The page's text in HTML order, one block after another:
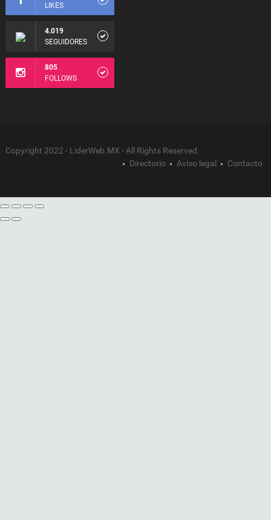
LIKES
4.019
SEGUIDORES
805
FOLLOWS
Copyright 2022 - LiderWeb.MX - All Rights Reserved.
Directorio
Aviso legal Contacto